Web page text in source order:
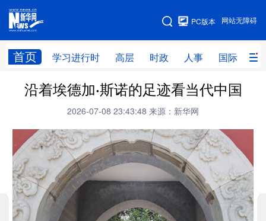
网站无障碍
PC版本
首页 学习进行时 高层 时政 人事 国际 财
网站地图
学习进行时 高层 时政 人事
财经 网评
台湾 思客智库 全球连线 教育
科创 量子
文化 书画 健康 军事
访谈 视频 图片 政务
沿着埃德加·斯诺的足迹看当代中国
2026-07-08 23:43:48 来源：新华网